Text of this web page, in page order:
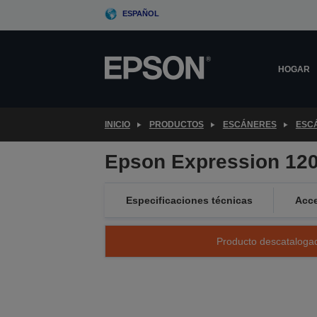
ESPAÑOL
HOGAR
INICIO PRODUCTOS ESCÁNERES
Epson Expression
Especificaciones técnicas
Producto